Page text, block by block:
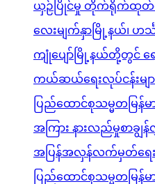
ယှဉ်ပြိုင်မှု တိုက်ရိုက်ထု
လေးမျက်နှာမြို့နယ်၊ ဟ
ကျုံပျော်မြို့နယ်တို့တွင် ရေ
ကယ်ဆယ်ရေးလုပ်ငန်းမ
ပြည်ထောင်စုသမ္မတမြန်
အကြား နားလည်မှုစာချွန်
အပြန်အလှန်လက်မှတ်ရ
ပြည်ထောင်စုသမ္မတမြန်